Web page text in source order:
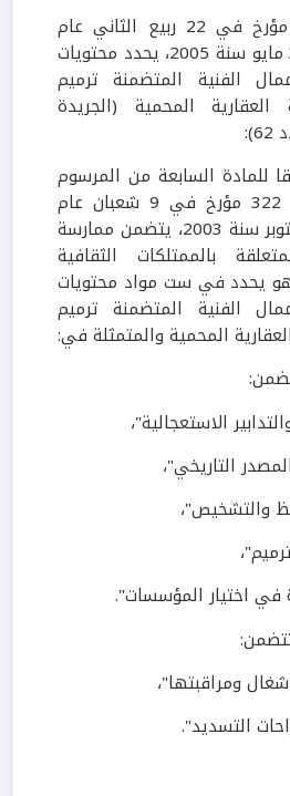
قرار وزاري مشترك مؤرخ في 22 ربيع الثاني عام
1426 الموافق لـ 31 مايو سنة 2005، يحدد محتويات
الفنية المتضمنة ترميم
العقارية المحمية (الجريدة
للمادة السابعة من المرسوم
التنفيذي رقم 03 - 322 مؤرخ في 9 شعبان عام
1424 الموافق 5 أكتوبر سنة 2003، يتضمن ممارسة
بالممتلكات الثقافية
يحدد في ست مواد محتويات
الفنية المتضمنة ترميم
المحمية والمتمثلة في: